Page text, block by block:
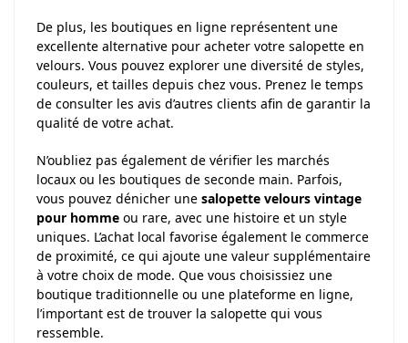
De plus, les boutiques en ligne représentent une
excellente alternative pour acheter votre salopette en
velours. Vous pouvez explorer une diversité de styles,
couleurs, et tailles depuis chez vous. Prenez le temps
de consulter les avis d’autres clients afin de garantir la
qualité de votre achat.
N’oubliez pas également de vérifier les marchés
locaux ou les boutiques de seconde main. Parfois,
vous pouvez dénicher une salopette velours vintage
pour homme ou rare, avec une histoire et un style
uniques. L’achat local favorise également le commerce
de proximité, ce qui ajoute une valeur supplémentaire
à votre choix de mode. Que vous choisissiez une
boutique traditionnelle ou une plateforme en ligne,
l’important est de trouver la salopette qui vous
ressemble.